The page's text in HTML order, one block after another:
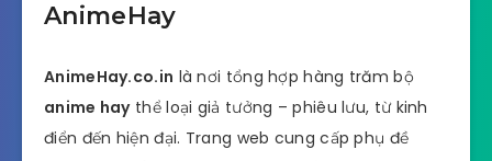
AnimeHay
AnimeHay.co.in là nơi tổng hợp hàng trăm bộ
anime haythể loại giả tưởng – phiêu lưu, từ kinh
điển đến hiện đại. Trang web cung cấp phụ đề